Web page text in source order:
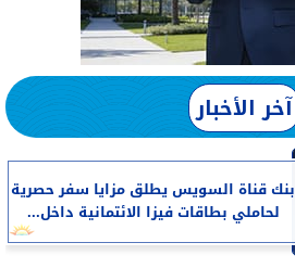
آخر الأخبار
بنك قناة السويس يطلق مزايا سفر حصرية
لحاملي بطاقات فيزا الائتمانية داخل...